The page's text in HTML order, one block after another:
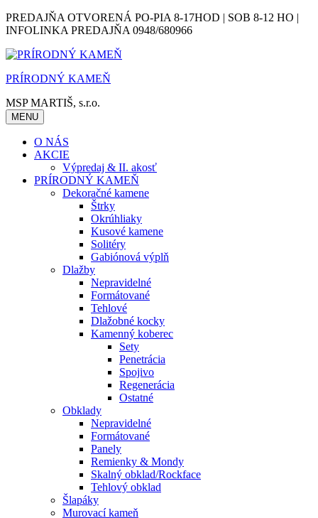
Skip
to
PREDAJŇA OTVORENÁ PO-PIA 8-17HOD | SOB 8-12 HO |
INFOLINKA PREDAJŇA 0948/680966
PRÍRODNÝ KAMEŇ
MSP MARTIŠ, s.r.o.
MENU
O NÁS
AKCIE
Výpredaj & II. akosť
PRÍRODNÝ KAMEŇ
Dekoračné kamene
Štrky
Okrúhliaky
Kusové kamene
Solitéry
Gabiónová výplň
Dlažby
Nepravidelné
Formátované
Tehlové
Dlažobné kocky
Kamenný koberec
Sety
Penetrácia
Spojivo
Regenerácia
Ostatné
Obklady
Nepravidelné
Formátované
Panely
Remienky & Mondy
Skalný obklad/Rockface
Tehlový obklad
Šlapáky
Murovací kameň